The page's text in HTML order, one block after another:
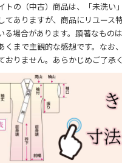
トの（中古）商品は、「未洗い
てありますが、商品にリユース
る場合があります。顕著なもの
くまで主観的な感想です。なお
おりません。あらかじめご了承く